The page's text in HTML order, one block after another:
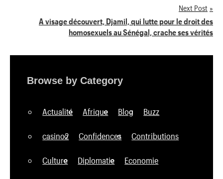
Next Post
A visage découvert, Djamil, qui lutte pour le droit des
homosexuels au Sénégal, crache ses vérités
Browse by Category
Actualité Afrique Blog Buzz
casino2 Confidences Contributions
Culture Diplomatie Economie